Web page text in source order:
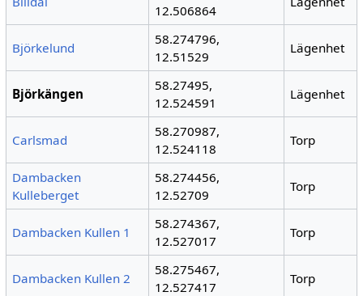
12.506864
Björkelund
58.274796,
12.51529
Lägenhet
Björkängen
58.27495,
12.524591
Lägenhet
Carlsmad
58.270987,
12.524118
Torp
Dambacken
Kulleberget
58.274456,
12.52709
Torp
Dambacken Kullen 1
58.274367,
12.527017
Torp
Dambacken Kullen 2
58.275467,
12.527417
Torp